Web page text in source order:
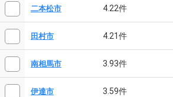
二本松市 4.22件
田村市 4.21件
南相馬市 3.93件
伊達市 3.59件